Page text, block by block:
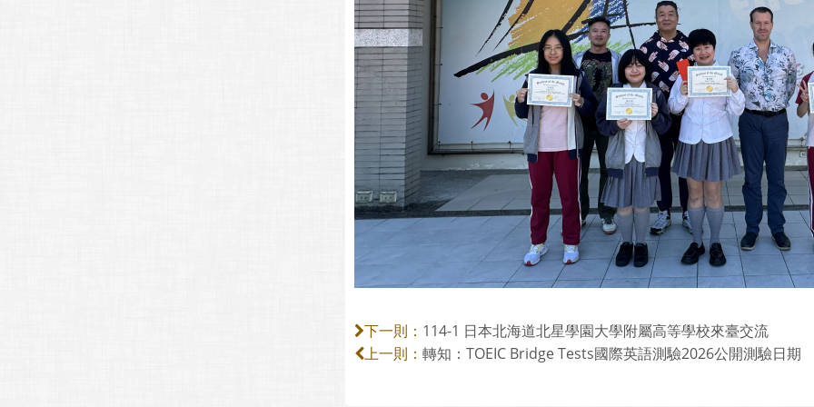
下一則： 114-1 日本北海道北星學園大學附屬高等學校來臺交流
上一則： 轉知：TOEIC Bridge Tests國際英語測驗2026公開測驗日期